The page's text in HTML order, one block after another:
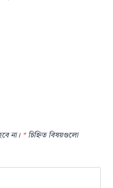
না। *চিহ্নিত বিষয়গুলো